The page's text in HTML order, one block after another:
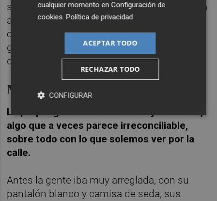
suelo nadar hasta una pequeña isla que está
a 480 m; porque cuando hice la mili fui
campeón de España de natación libre. Me
gusta disfrutar de una vida hedonista,
disfrutando de la gastronomía local.
Moda y verano
Le propongo hablar de la moda y el verano,
algo que a veces parece irreconciliable,
sobre todo con lo que solemos ver por la
calle.
Antes la gente iba muy arreglada, con su
pantalón blanco y camisa de seda, sus
cualquier momento enConfiguración de
cookies.Política de privacidad
ACEPTAR TODO
RECHAZAR TODO
CONFIGURAR